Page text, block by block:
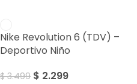
Nike Revolution 6 (TDV) –
Deportivo Niño
$3.499 $ 2.299